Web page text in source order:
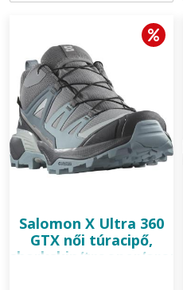
Salomon X Ultra 360
GTX női túracipő,
sharkskin/trooper/arona